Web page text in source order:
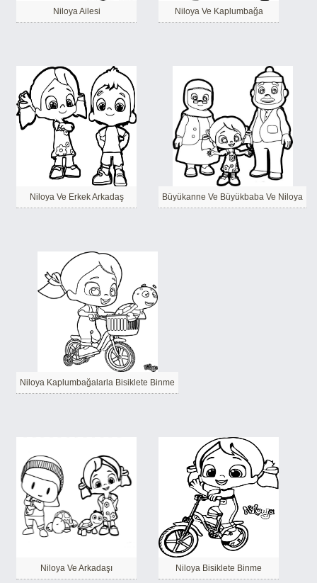
Niloya Ailesi Niloya Ve Kaplumbağa
Niloya Ve Erkek Arkadaş Büyükanne Ve Büyükbaba Ve Niloya
Niloya Kaplumbağalarla Bisiklete Binme
Niloya Ve Arkadaşı Niloya Bisiklete Binme